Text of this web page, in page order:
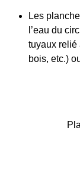
Les
l’eau du
tuyaux relié
bois, etc.)